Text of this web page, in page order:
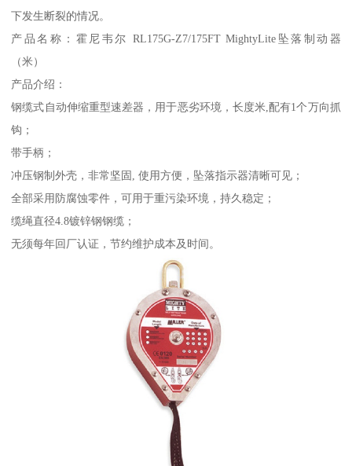
下发生断裂的情况。
产品名称：霍尼韦尔 RL175G-Z7/175FT MightyLite坠落制动器
（米）
产品介绍：
钢缆式自动伸缩重型速差器，用于恶劣环境，长度米,配有1个万向抓
钩；
带手柄；
冲压钢制外壳，非常坚固, 使用方便，坠落指示器清晰可见；
全部采用防腐蚀零件，可用于重污染环境，持久稳定；
缆绳直径4.8镀锌钢钢缆；
无须每年回厂认证，节约维护成本及时间。